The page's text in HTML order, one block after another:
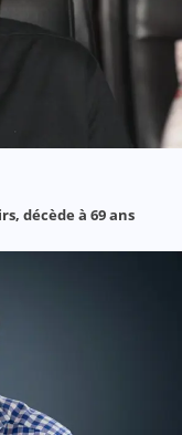
décède à 69 ans